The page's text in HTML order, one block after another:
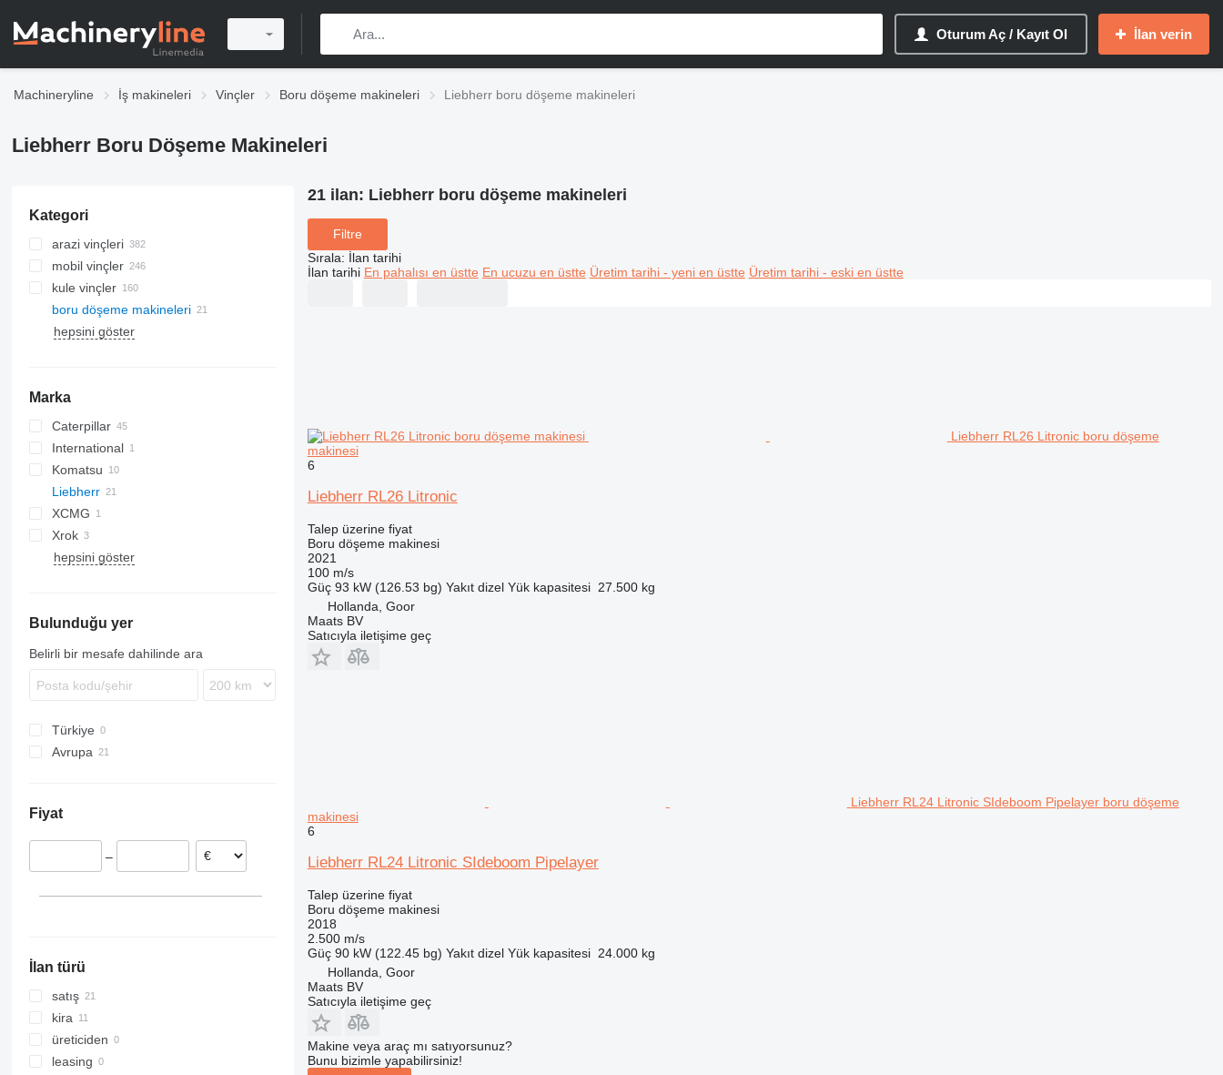
Oturum Aç / Kayıt Ol İlan verin
Machineryline İş makineleri Vinçler Boru döşeme makineleri Liebherr boru döşeme makineleri
Liebherr Boru Döşeme Makineleri
Kategori
arazi vinçleri
mobil vinçler
kule vinçler
boru döşeme makineleri
hepsini göster
Marka
Caterpillar
561C
572G
583K
587R
589
D series
International
TD
Komatsu
D series
Liebherr
XCMG
Xrok
hepsini göster
Bulunduğu yer
Belirli bir mesafe dahilinde ara
Türkiye
Avrupa
Fiyat
–
İlan türü
satış
kira
üreticiden
leasing
21 ilan: Liebherr boru döşeme makineleri
Filtre
Sırala: İlan tarihi
İlan tarihi En pahalısı en üstte En ucuzu en üstte Üretim tarihi - yeni en üstte Üretim tarihi - eski en üstte
Liebherr RL26 Litronic boru döşeme
makinesi
6
Liebherr RL26 Litronic
Talep üzerine fiyat
Boru döşeme makinesi
2021
100 m/s
Güç 93 kW (126.53 bg) Yakıt dizel Yük kapasitesi 27.500 kg
Hollanda, Goor
Maats BV
Satıcıyla iletişime geç
Liebherr RL24 Litronic SIdeboom Pipelayer boru döşeme
makinesi
6
Liebherr RL24 Litronic SIdeboom Pipelayer
Talep üzerine fiyat
Boru döşeme makinesi
2018
2.500 m/s
Güç 90 kW (122.45 bg) Yakıt dizel Yük kapasitesi 24.000 kg
Hollanda, Goor
Maats BV
Satıcıyla iletişime geç
Makine veya araç mı satıyorsunuz?
Bunu bizimle yapabilirsiniz!